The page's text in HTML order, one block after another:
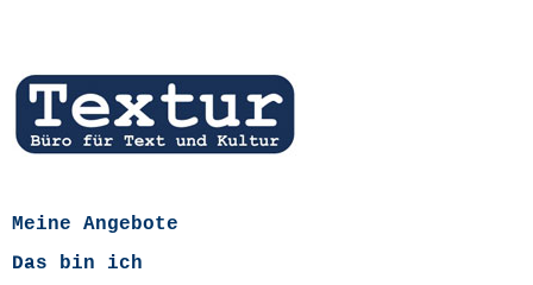
Meine Angebote
Das bin ich